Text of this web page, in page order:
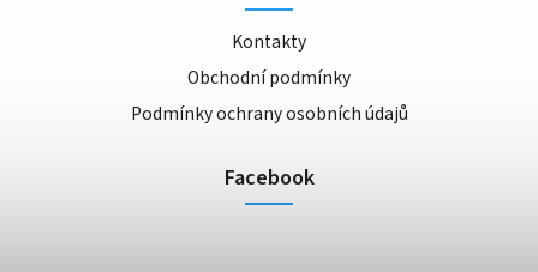
Kontakty
Obchodní podmínky
Podmínky ochrany osobních údajů
Facebook